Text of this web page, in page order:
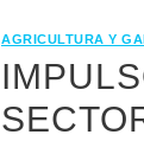
AGRICULTURA Y